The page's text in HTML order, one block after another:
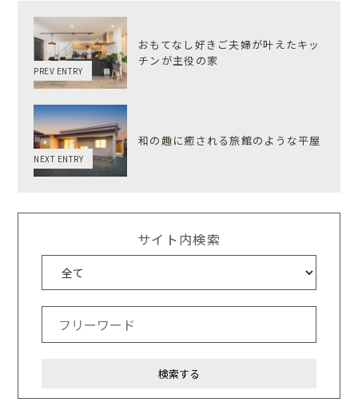
PREV ENTRY
おもてなし好きご夫婦が叶えたキッ
チンが主役の家
NEXT ENTRY
和の趣に癒される旅館のような平屋
サイト内検索